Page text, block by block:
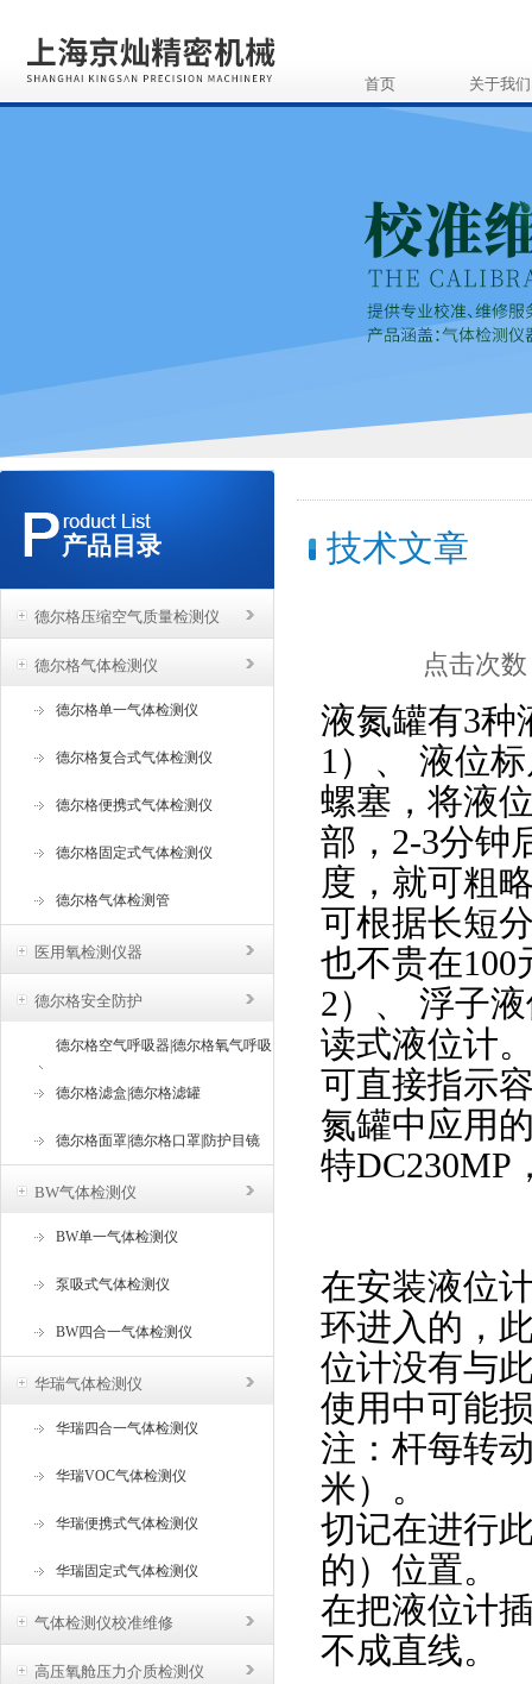
首页 关于我们
产品目录
德尔格压缩空气质量检测仪
德尔格气体检测仪
德尔格单一气体检测仪
德尔格复合式气体检测仪
德尔格便携式气体检测仪
德尔格固定式气体检测仪
德尔格气体检测管
医用氧检测仪器
德尔格安全防护
德尔格空气呼吸器|德尔格氧气呼吸
器
德尔格滤盒|德尔格滤罐
德尔格面罩|德尔格口罩|防护目镜
BW气体检测仪
BW单一气体检测仪
泵吸式气体检测仪
BW四合一气体检测仪
华瑞气体检测仪
华瑞四合一气体检测仪
华瑞VOC气体检测仪
华瑞便携式气体检测仪
华瑞固定式气体检测仪
气体检测仪校准维修
高压氧舱压力介质检测仪
技术文章
点击次
液氮罐有3种
1）、 液位
螺塞，将液
部，2-3分钟
度，就可粗
可根据长短
也不贵在
2）、 浮子
读式液位计
可直接指示
氮罐中应用
特DC230MP
在安装液位
环进入的，
位计没有与
使用中可能
注：杆每转
米）。
切记在进行
的）位置。
在把液位计
不成直线。